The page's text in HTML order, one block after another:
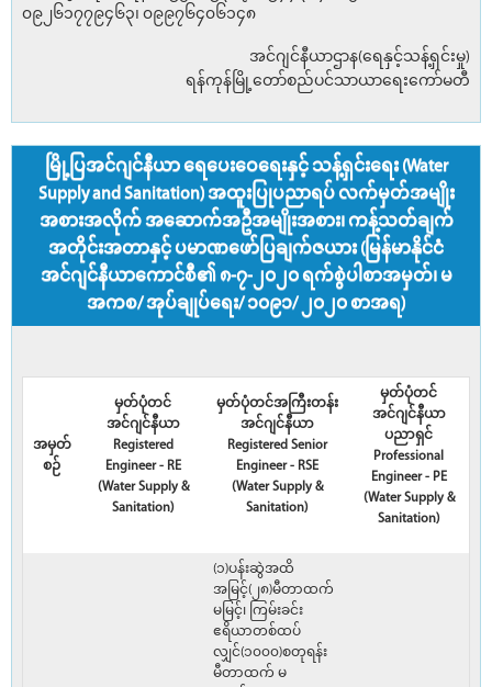
၀၉၂၆၁၇၇၉၄၆၃၊ ၀၉၉၇၆၄၀၆၁၄၈
အင်ဂျင်နီယာဌာန(ရေနှင့်သန့်ရှင်းမှု)
ရန်ကုန်မြို့တော်စည်ပင်သာယာရေးကော်မတီ
မြို့ပြအင်ဂျင်နီယာ ရေပေးဝေရေးနှင့် သန့်ရှင်းရေး (Water
Supply and Sanitation) အထူးပြုပညာရပ် လက်မှတ်အမျိုး
အစားအလိုက် အဆောက်အဦအမျိုးအစား၊ ကန့်သတ်ချက်
အတိုင်းအတာနှင့် ပမာဏဖော်ပြချက်ဇယား (မြန်မာနိုင်ငံ
အင်ဂျင်နီယာကောင်စီ၏ ၈-၇-၂၀၂၀ ရက်စွဲပါစာအမှတ်၊ မ
အကစ/ အုပ်ချုပ်ရေး/ ၁၀၉၁/ ၂၀၂၀ စာအရ)
အမှတ်
စဉ်
မှတ်ပုံတင်
အင်ဂျင်နီယာ
Registered
Engineer - RE
(Water Supply &
Sanitation)
မှတ်ပုံတင်အကြီးတန်း
အင်ဂျင်နီယာ
Registered Senior
Engineer - RSE
(Water Supply &
Sanitation)
မှတ်ပုံတင်
အင်ဂျင်နီယာ
ပညာရှင်
Professional
Engineer - PE
(Water Supply &
Sanitation)
(၁)ပန်းဆွဲအထိ
အမြင့်(၂၈)မီတာထက်
မမြင့်၊ ကြမ်းခင်း
ဧရိယာတစ်ထပ်
လျှင်(၁၀၀၀)စတုရန်း
မီတာထက် မ